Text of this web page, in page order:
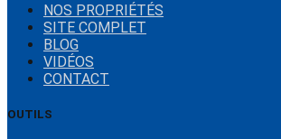
NOS PROPRIÉTÉS
SITE COMPLET
BLOG
VIDÉOS
CONTACT
OUTILS